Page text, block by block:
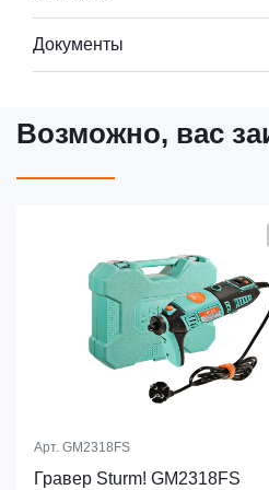
Документы
Возможно, вас
Арт. GM2318FS
Гравер Sturm! GM2318FS